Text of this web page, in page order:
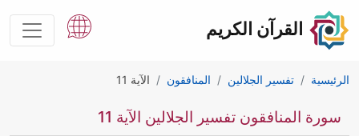
القرآن الكريم
الرئيسية تفسير الجلالين المنافقون الآية 11
سورة المنافقون تفسير الجلالين الآية 11